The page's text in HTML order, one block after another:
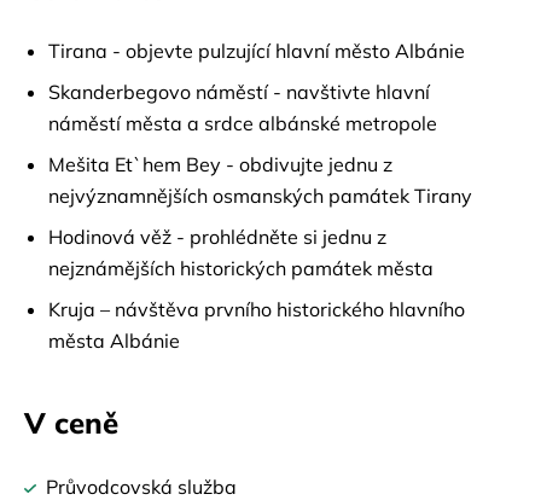
Tirana - objevte pulzující hlavní město Albánie
Skanderbegovo náměstí - navštivte hlavní
náměstí města a srdce albánské metropole
Mešita Et`hem Bey - obdivujte jednu z
nejvýznamnějších osmanských památek Tirany
Hodinová věž - prohlédněte si jednu z
nejznámějších historických památek města
Kruja – návštěva prvního historického hlavního
města Albánie
V ceně
Průvodcovská služba